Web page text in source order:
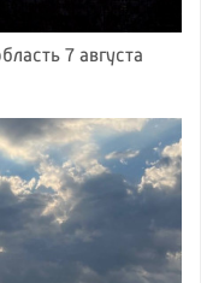
7 августа